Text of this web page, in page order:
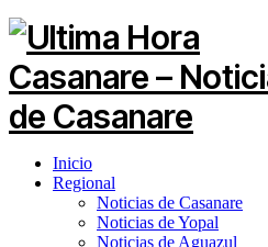
Inicio
Regional
Noticias de Casanare
Noticias de Yopal
Noticias de Aguazul